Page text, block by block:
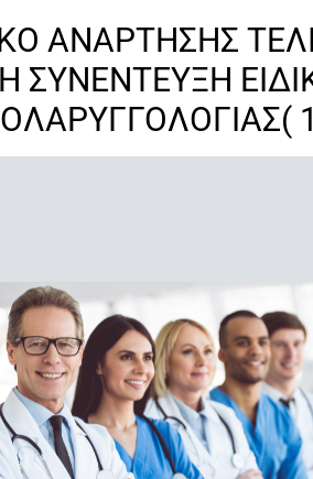
ΑΝΑΡΤΗΣΗΣ
ΣΥΝΕΝΤΕΥΞΗ